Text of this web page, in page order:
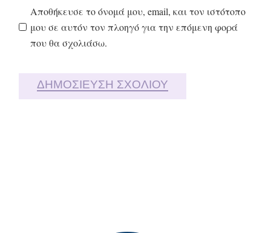
Αποθήκευσε το όνομά μου, email, και τον ιστότοπο
μου σε αυτόν τον πλοηγό για την επόμενη φορά
που θα σχολιάσω.
ΔΗΜΟΣΊΕΥΣΗ ΣΧΟΛΊΟΥ